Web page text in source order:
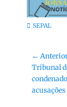
Categorias:
SEPAL
de
Post
←
Post
anterior:
Tribunal